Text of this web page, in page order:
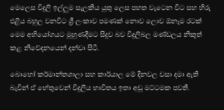
මෙලෙස විදුලි ඉල්ලුම සැලකිය යුතු ලෙස පහත වැටෙන විට සහ හිරු
එළිය බහුල වනවිට ශ්‍රී ලංකාව පමණක් නොව ලොව ඕනෑම රටක්
මෙම අභියෝගයට මුහුණදීමට සිදුව බව විදුලිබල මණ්ඩලය නිකුත්
කළ නිවේදනයෙන් දන්වා සිටී.
බොහෝ කර්මාන්තශාලා සහ කාර්යාල මේ දිනවල වසා දමා ඇති
බැවින් ඒ හේතුවෙන් විදුලිය භාවිතය ඉතා අඩු මට්ටමක පවතී.